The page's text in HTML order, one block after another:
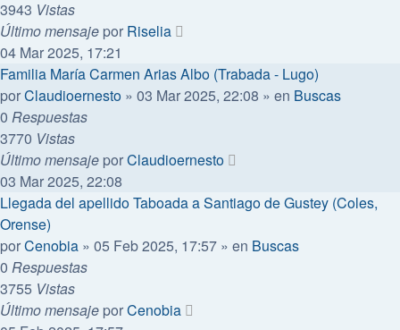
3943 Vistas
Último mensaje por Riselia
04 Mar 2025, 17:21
Familia María Carmen Arias Albo (Trabada - Lugo)
porClaudioernesto » 03 Mar 2025, 22:08 » en Buscas
0 Respuestas
3770 Vistas
Último mensaje porClaudioernesto
03 Mar 2025, 22:08
Llegada del apellido Taboada a Santiago de Gustey (Coles,
Orense)
porCenobia » 05 Feb 2025, 17:57 » en Buscas
0 Respuestas
3755 Vistas
Último mensaje porCenobia